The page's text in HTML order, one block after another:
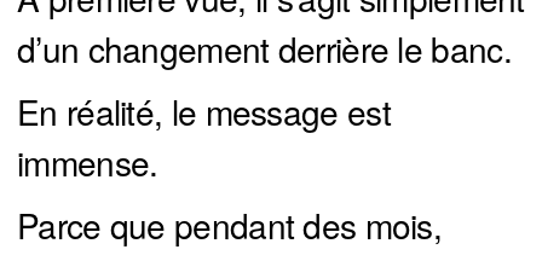
d’un changement derrière le banc.
En réalité, le message est
immense.
Parce que pendant des mois,